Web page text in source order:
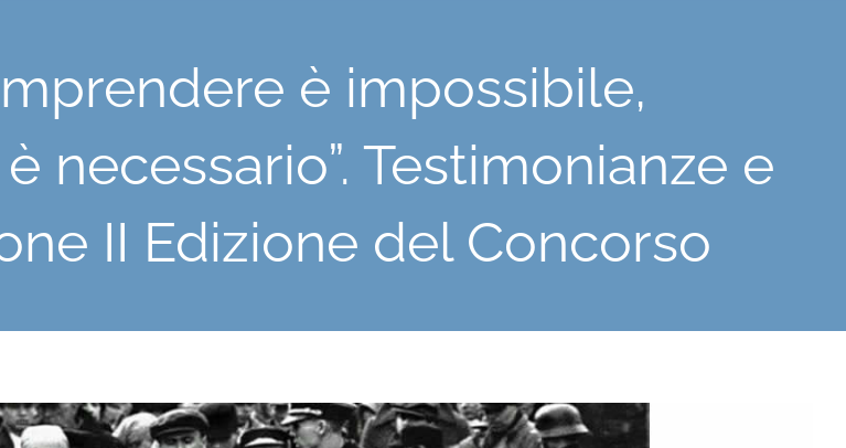
è impossibile,
necessario”. Testimonianze e
II Edizione del Concorso